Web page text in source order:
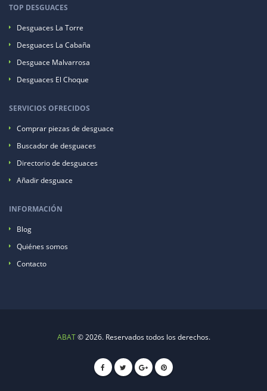
TOP DESGUACES
Desguaces La Torre
Desguaces La Cabaña
Desguace Malvarrosa
Desguaces El Choque
SERVICIOS OFRECIDOS
Comprar piezas de desguace
Buscador de desguaces
Directorio de desguaces
Añadir desguace
INFORMACIÓN
Blog
Quiénes somos
Contacto
ABAT© 2026. Reservados todos los derechos.